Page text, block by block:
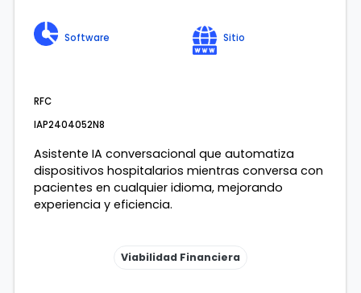
Software Sitio
RFC
IAP2404052N8
Asistente IA conversacional que automatiza
dispositivos hospitalarios mientras conversa con
pacientes en cualquier idioma, mejorando
experiencia y eficiencia.
Viabilidad Financiera